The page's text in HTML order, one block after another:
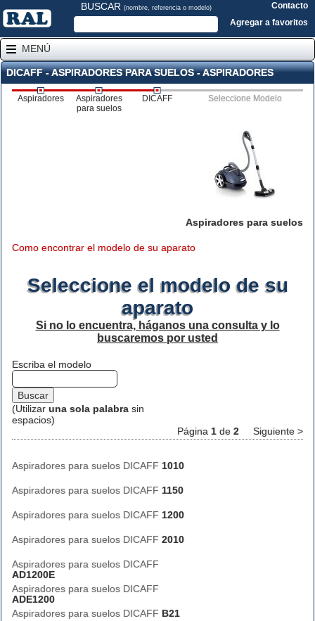
BUSCAR (nombre, referencia o modelo)
Contacto
Agregar a favoritos
MENÚ
DICAFF - ASPIRADORES PARA SUELOS - ASPIRADORES
Aspiradores
Aspiradores
para suelos
DICAFF Seleccione Modelo
Aspiradores para suelos
Como encontrar el modelo de su aparato
Seleccione el modelo de su
aparato
Si no lo encuentra, háganos una consulta y lo
buscaremos por usted
Escriba el modelo
(Utilizar una sola palabra sin
espacios)
Página 1 de 2 Siguiente >
Aspiradores para suelos DICAFF 1010
Aspiradores para suelos DICAFF 1150
Aspiradores para suelos DICAFF 1200
Aspiradores para suelos DICAFF 2010
Aspiradores para suelos DICAFF
AD1200E
Aspiradores para suelos DICAFF
ADE1200
Aspiradores para suelos DICAFF B21